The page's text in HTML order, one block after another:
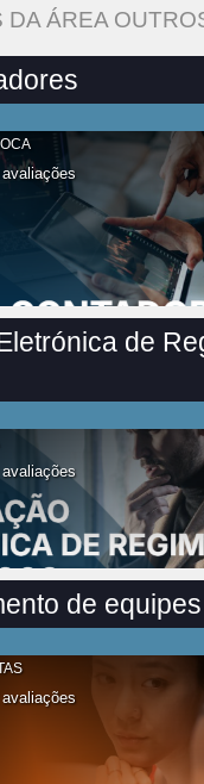
DA ÁREA
de
avaliações
de equipes